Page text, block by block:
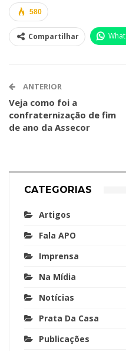
580
Compartilhar
ANTERIOR
Veja como foi a
confraternização de fim
de ano da Assecor
CATEGORIAS
Artigos
Fala APO
Imprensa
Na Mídia
Notícias
Prata Da Casa
Publicações